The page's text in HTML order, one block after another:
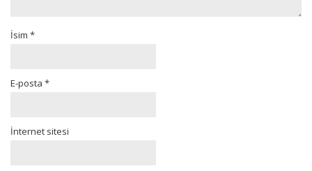
İsim *
E-posta *
İnternet sitesi